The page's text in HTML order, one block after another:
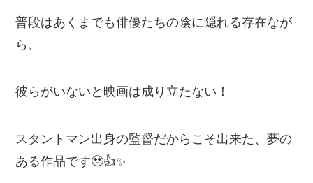
普段はあくまでも俳優たちの陰に隠れる存在なが
ら、
彼らがいないと映画は成り立たない！
スタントマン出身の監督だからこそ出来た、夢の
ある作品です🥹👍✨